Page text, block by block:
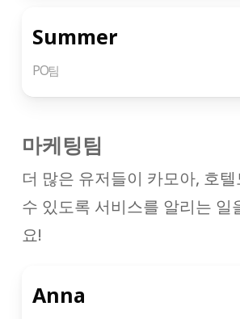
Summer
PO팀
마케팅팀
더 많은 유저들이 카모아, 호
수 있도록 서비스를 알리는 일
요!
Anna